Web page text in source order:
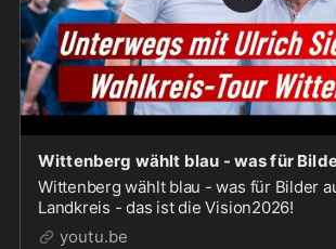
Wittenberg wählt blau - was für Bilder
Landkreis - das ist die Vision2026!
youtu.be